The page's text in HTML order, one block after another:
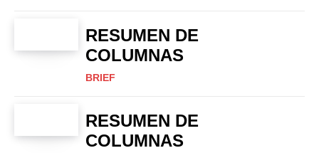
RESUMEN DE
COLUMNAS
BRIEF
RESUMEN DE
COLUMNAS